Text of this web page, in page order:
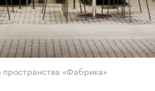
«Фабрика»